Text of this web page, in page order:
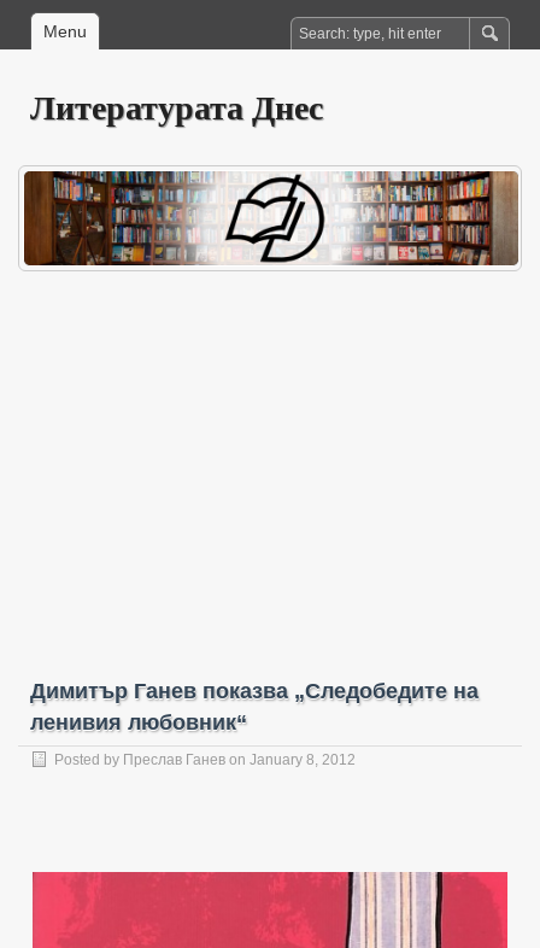
Menu
Литературата Днес
Димитър Ганев показва „Следобедите на
ленивия любовник“
Posted by Преслав Ганев on January 8, 2012